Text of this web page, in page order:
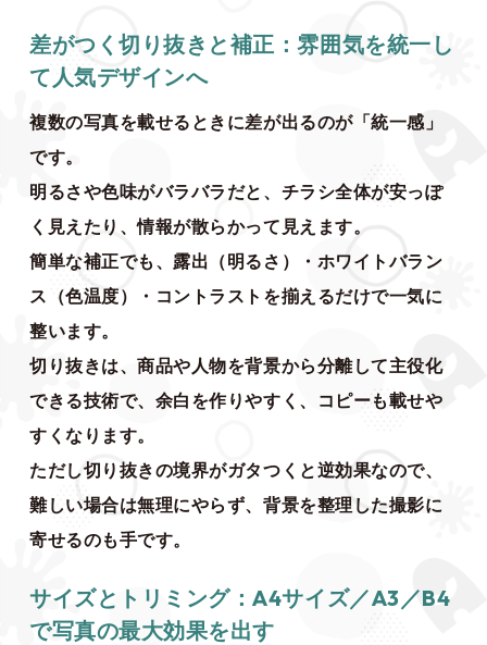
差がつく切り抜きと補正：雰囲気を統一し
て人気デザインへ
複数の写真を載せるときに差が出るのが「統一感」
です。
明るさや色味がバラバラだと、チラシ全体が安っぽ
く見えたり、情報が散らかって見えます。
簡単な補正でも、露出（明るさ）・ホワイトバラン
ス（色温度）・コントラストを揃えるだけで一気に
整います。
切り抜きは、商品や人物を背景から分離して主役化
できる技術で、余白を作りやすく、コピーも載せや
すくなります。
ただし切り抜きの境界がガタつくと逆効果なので、
難しい場合は無理にやらず、背景を整理した撮影に
寄せるのも手です。
サイズとトリミング：A4サイズ／A3／B4
で写真の最大効果を出す